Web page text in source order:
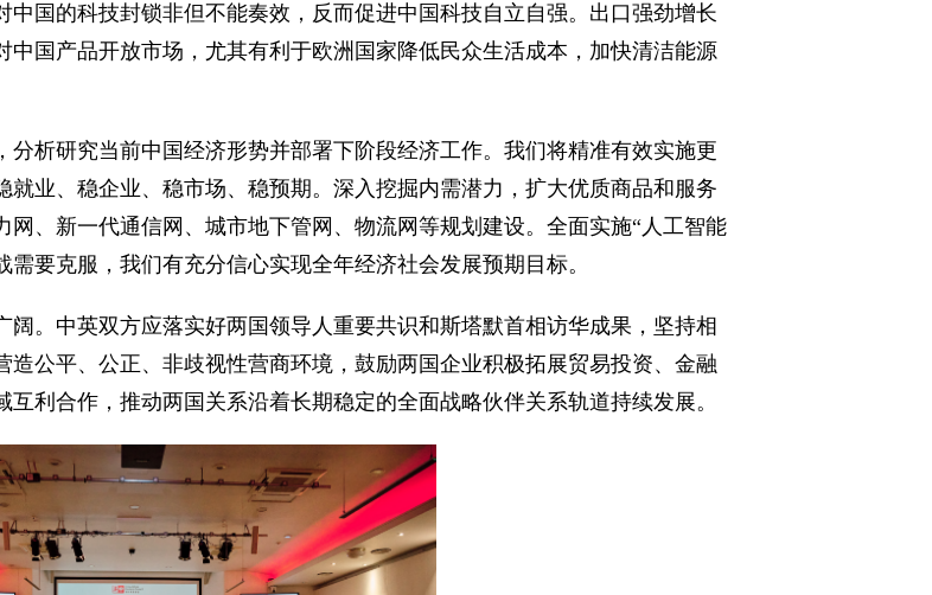
国的科技封锁非但不能奏效，反而促进中国科技自立自强。出口强劲增长
国产品开放市场，尤其有利于欧洲国家降低民众生活成本，加快清洁能源
析研究当前中国经济形势并部署下阶段经济工作。我们将精准有效实施更
业、稳企业、稳市场、稳预期。深入挖掘内需潜力，扩大优质商品和服务
、新一代通信网、城市地下管网、物流网等规划建设。全面实施“人工智能
要克服，我们有充分信心实现全年经济社会发展预期目标。
。中英双方应落实好两国领导人重要共识和斯塔默首相访华成果，坚持相
公平、公正、非歧视性营商环境，鼓励两国企业积极拓展贸易投资、金融
利合作，推动两国关系沿着长期稳定的全面战略伙伴关系轨道持续发展。